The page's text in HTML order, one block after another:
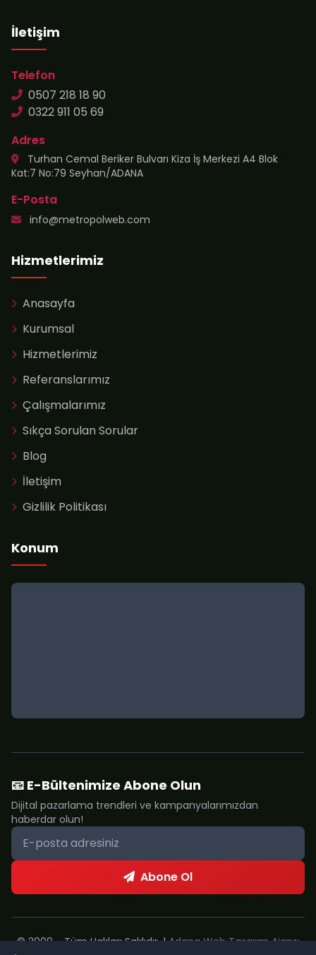
İletişim
Telefon
0507 218 18 90
0322 911 05 69
Adres
Turhan Cemal Beriker Bulvarı Kiza İş Merkezi A4 Blok
Kat:7 No:79 Seyhan/ADANA
E-Posta
info@metropolweb.com
Hizmetlerimiz
Anasayfa
Kurumsal
Hizmetlerimiz
Referanslarımız
Çalışmalarımız
Sıkça Sorulan Sorular
Blog
İletişim
Gizlilik Politikası
Konum
📧 E-Bültenimize Abone Olun
Dijital pazarlama trendleri ve kampanyalarımızdan
haberdar olun!
Abone Ol
© 2009 - Tüm Hakları Saklıdır. |Adana Web Tasarım Ajansı